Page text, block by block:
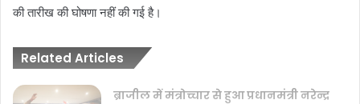
की तारीख की घोषणा नहीं की गई है।
Related Articles
ब्राजील में मंत्रोच्चार से हुआ प्रधानमंत्री नरेन्द्र